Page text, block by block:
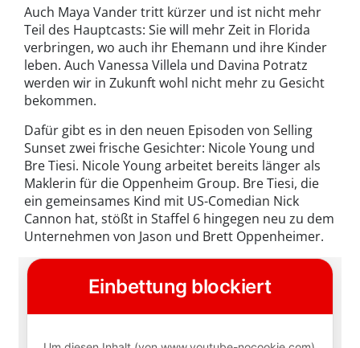
Auch Maya Vander tritt kürzer und ist nicht mehr
Teil des Hauptcasts: Sie will mehr Zeit in Florida
verbringen, wo auch ihr Ehemann und ihre Kinder
leben. Auch Vanessa Villela und Davina Potratz
werden wir in Zukunft wohl nicht mehr zu Gesicht
bekommen.
Dafür gibt es in den neuen Episoden von Selling
Sunset zwei frische Gesichter: Nicole Young und
Bre Tiesi. Nicole Young arbeitet bereits länger als
Maklerin für die Oppenheim Group. Bre Tiesi, die
ein gemeinsames Kind mit US-Comedian Nick
Cannon hat, stößt in Staffel 6 hingegen neu zu dem
Unternehmen von Jason und Brett Oppenheimer.